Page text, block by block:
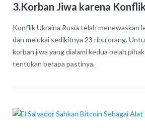
3.Korban Jiwa karena Konflik
Konflik Ukraina Rusia telah menewaskan
dan melukai sedikitnya 23 ribu orang.
korban jiwa yang dialami kedua belah
tentukan berapa pastinya.